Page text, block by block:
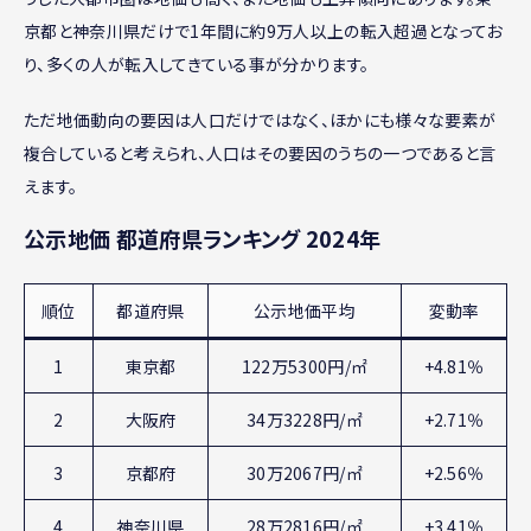
京都と神奈川県だけで1年間に約9万人以上の転入超過となってお
り、多くの人が転入してきている事が分かります。
ただ地価動向の要因は人口だけではなく、ほかにも様々な要素が
複合していると考えられ、人口はその要因のうちの一つであると言
えます。
公示地価 都道府県ランキング 2024年
順位 都道府県 公示地価平均 変動率
1 東京都 122万5300円/㎡ +4.81％
2 大阪府 34万3228円/㎡ +2.71％
3 京都府 30万2067円/㎡ +2.56％
4 神奈川県 28万2816円/㎡ +3.41％